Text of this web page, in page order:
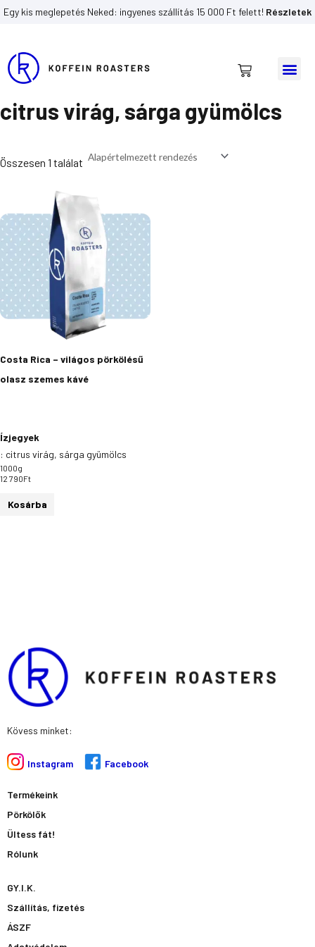
Skip
Egy kis meglepetés Neked: ingyenes szállítás 15 000 Ft felett! Részletek
Kosár
Kezdőlap / izjegyek termék / citrus virág, sárga gyümölcs
citrus virág, sárga gyümölcs
Összesen 1 találat
Costa Rica – világos pörkölésű
olasz szemes kávé
Ízjegyek
: citrus virág, sárga gyümölcs
1000g
12 790Ft
Kosárba
Kövess minket:
Instagram Facebook
Termékeink
Pörkölők
Ültess fát!
Rólunk
GY.I.K.
Szállítás, fizetés
ÁSZF